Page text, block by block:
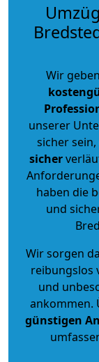
Wir
unserer
sicher
sicher
haben die
und
Wir sorgen
reibungslos
und
ankommen.
günstigen